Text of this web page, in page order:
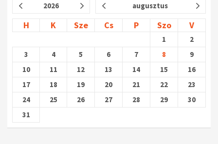
2026 augusztus
H K Sze Cs P Szo V
1
2
3
4 5 6 7 8
9
10
11 12 13 14 15
16
17
18 19 20 21 22
23
24
25 26 27 28 29
30
31